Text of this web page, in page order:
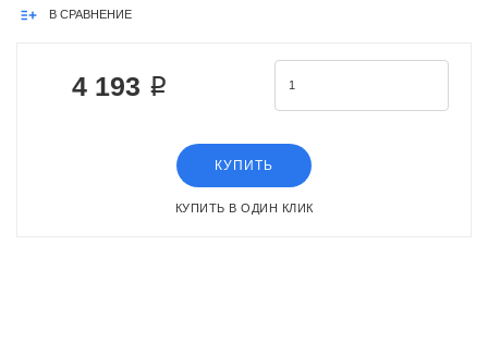
В СРАВНЕНИЕ
4 193 ₽
КУПИТЬ
КУПИТЬ В ОДИН КЛИК